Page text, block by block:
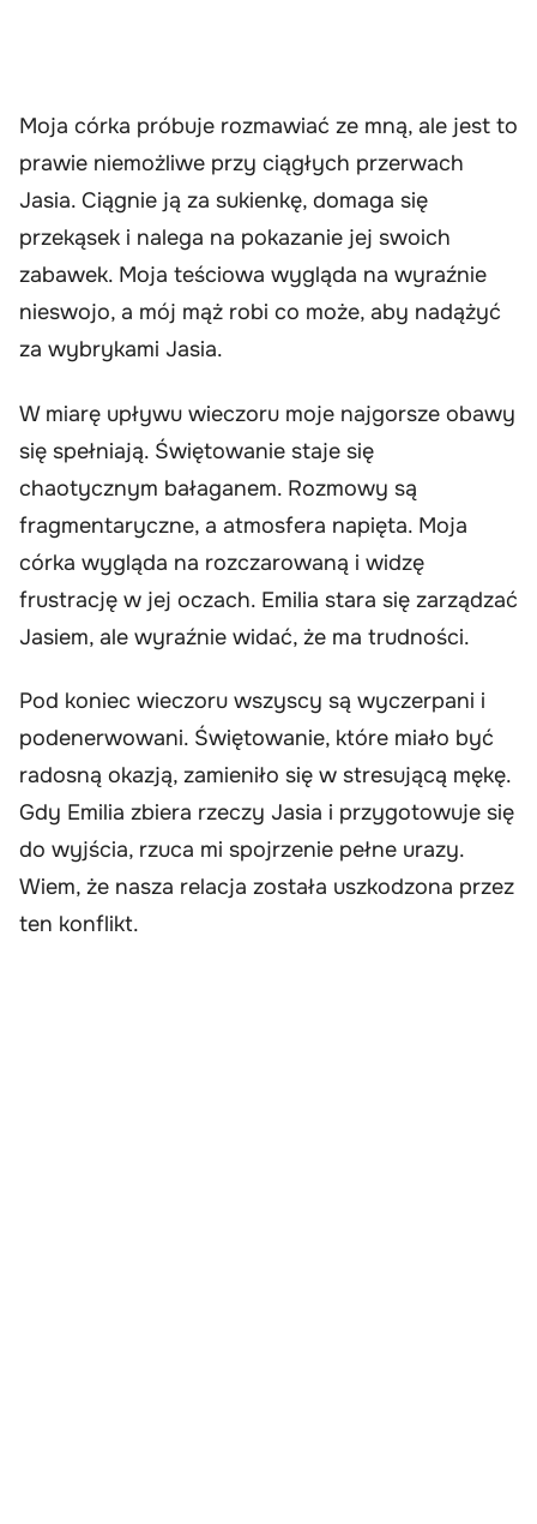
Moja córka próbuje rozmawiać ze mną, ale jest to
prawie niemożliwe przy ciągłych przerwach
Jasia. Ciągnie ją za sukienkę, domaga się
przekąsek i nalega na pokazanie jej swoich
zabawek. Moja teściowa wygląda na wyraźnie
nieswojo, a mój mąż robi co może, aby nadążyć
za wybrykami Jasia.
W miarę upływu wieczoru moje najgorsze obawy
się spełniają. Świętowanie staje się
chaotycznym bałaganem. Rozmowy są
fragmentaryczne, a atmosfera napięta. Moja
córka wygląda na rozczarowaną i widzę
frustrację w jej oczach. Emilia stara się zarządzać
Jasiem, ale wyraźnie widać, że ma trudności.
Pod koniec wieczoru wszyscy są wyczerpani i
podenerwowani. Świętowanie, które miało być
radosną okazją, zamieniło się w stresującą mękę.
Gdy Emilia zbiera rzeczy Jasia i przygotowuje się
do wyjścia, rzuca mi spojrzenie pełne urazy.
Wiem, że nasza relacja została uszkodzona przez
ten konflikt.